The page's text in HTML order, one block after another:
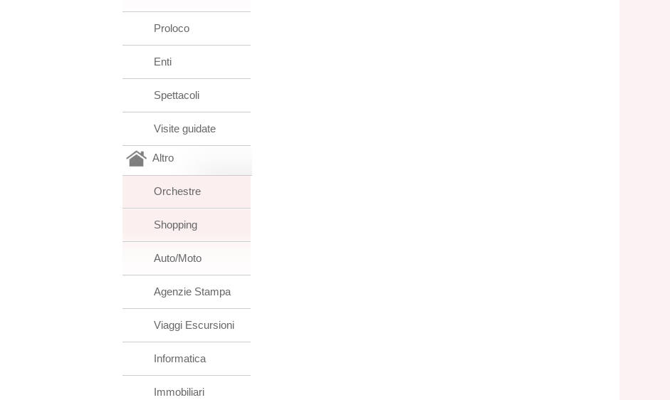
Proloco
Enti
Spettacoli
Visite guidate
Altro
Orchestre
Shopping
Auto/Moto
Agenzie Stampa
Viaggi Escursioni
Informatica
Immobiliari